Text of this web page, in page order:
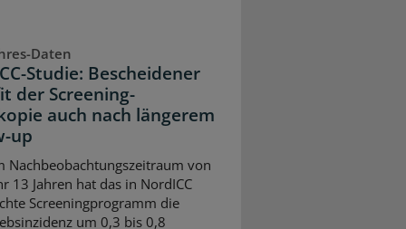
Daten
Studie: Bescheidener
der Screening-
auch nach längerem
up
Nachbeobachtungszeitraum von
13 Jahren hat das in NordICC
Screeningprogramm die
um 0,3 bis 0,8